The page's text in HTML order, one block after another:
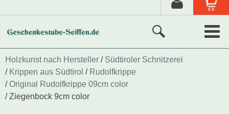
Neue Produkte
Ausgewählte Produkte
Holzkunst nach Hersteller
Südtiroler Schnitzerei
Krippen aus Südtirol
Rudolfkrippe
Original Rudolfkrippe 09cm color
Ziegenbock 9cm color